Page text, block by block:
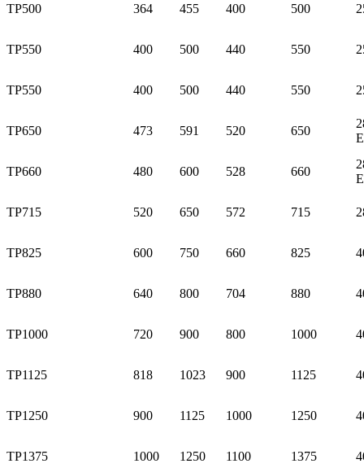
TP500 364 455 400 500
TP550 400 500 440 550
TP550 400 500 440 550
TP650 473 591 520 650
TP660 480 600 528 660
TP715 520 650 572 715
TP825 600 750 660 825
TP880 640 800 704 880
TP1000 720 900 800 1000
TP1125 818 1023 900 1125
TP1250 900 1125 1000 1250
TP1375 1000 1250 1100 1375